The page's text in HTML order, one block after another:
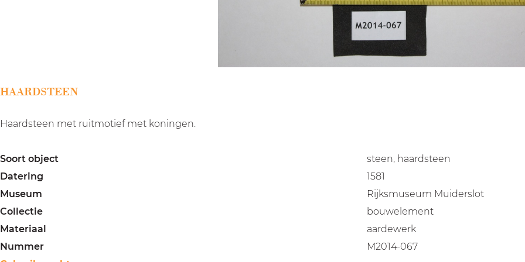
HAARDSTEEN
Haardsteen met ruitmotief met koningen.
Soort object
steen, haardsteen
Datering
1581
Museum
Rijksmuseum Muiderslot
Collectie
bouwelement
Materiaal
aardewerk
Nummer
M2014-067